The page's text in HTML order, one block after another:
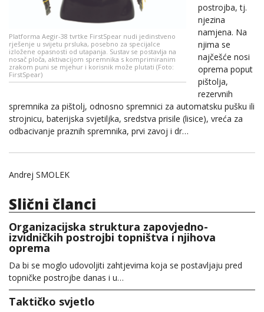
Platforma Aegir-38 tvrtke FirstSpear nudi jedinstveno
rješenje u svijetu prsluka, posebno za specijalce
izložene opasnosti od utapanja. Sustav se postavlja na
nosač ploča, aktivacijom spremnika s komprimiranim
zrakom puni se mjehur i korisnik može plutati (Foto:
FirstSpear)
postrojba, tj.
njezina
namjena. Na
njima se
najčešće nosi
oprema poput
pištolja,
rezervnih
spremnika za pištolj, odnosno spremnici za automatsku pušku ili
strojnicu, baterijska svjetiljka, sredstva prisile (lisice), vreća za
odbacivanje praznih spremnika, prvi zavoj i dr…
Andrej SMOLEK
Slični članci
Organizacijska struktura zapovjedno-
izvidničkih postrojbi topništva i njihova
oprema
Da bi se moglo udovoljiti zahtjevima koja se postavljaju pred
topničke postrojbe danas i u…
Taktičko svjetlo